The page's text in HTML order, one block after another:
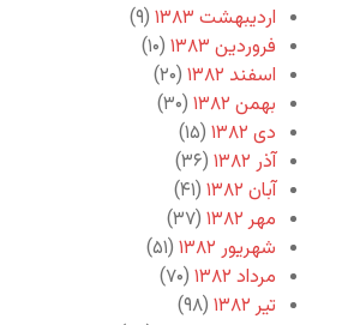
اردیبهشت ۱۳۸۳
(۹)
فروردین ۱۳۸۳
(۱۰)
اسفند ۱۳۸۲
(۲۰)
بهمن ۱۳۸۲
(۳۰)
دی ۱۳۸۲
(۱۵)
آذر ۱۳۸۲
(۳۶)
آبان ۱۳۸۲
(۴۱)
مهر ۱۳۸۲
(۳۷)
شهریور ۱۳۸۲
(۵۱)
مرداد ۱۳۸۲
(۷۰)
تیر ۱۳۸۲
(۹۸)